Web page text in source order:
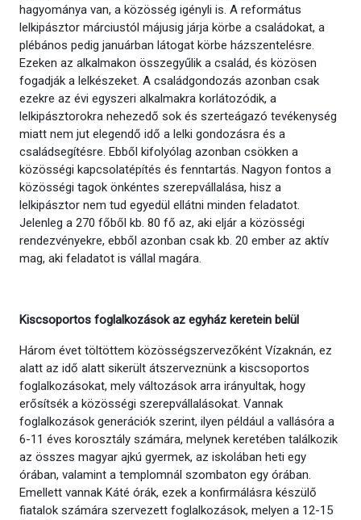
hagyománya van, a közösség igényli is. A református
lelkipásztor márciustól májusig járja körbe a családokat, a
plébános pedig januárban látogat körbe házszentelésre.
Ezeken az alkalmakon összegyűlik a család, és közösen
fogadják a lelkészeket. A családgondozás azonban csak
ezekre az évi egyszeri alkalmakra korlátozódik, a
lelkipásztorokra nehezedő sok és szerteágazó tevékenység
miatt nem jut elegendő idő a lelki gondozásra és a
családsegítésre. Ebből kifolyólag azonban csökken a
közösségi kapcsolatépítés és fenntartás. Nagyon fontos a
közösségi tagok önkéntes szerepvállalása, hisz a
lelkipásztor nem tud egyedül ellátni minden feladatot.
Jelenleg a 270 főből kb. 80 fő az, aki eljár a közösségi
rendezvényekre, ebből azonban csak kb. 20 ember az aktív
mag, aki feladatot is vállal magára.
Kiscsoportos foglalkozások az egyház keretein belül
Három évet töltöttem közösségszervezőként Vízaknán, ez
alatt az idő alatt sikerült átszerveznünk a kiscsoportos
foglalkozásokat, mely változások arra irányultak, hogy
erősítsék a közösségi szerepvállalásokat. Vannak
foglalkozások generációk szerint, ilyen például a vallásóra a
6-11 éves korosztály számára, melynek keretében találkozik
az összes magyar ajkú gyermek, az iskolában heti egy
órában, valamint a templomnál szombaton egy órában.
Emellett vannak Káté órák, ezek a konfirmálásra készülő
fiatalok számára szervezett foglalkozások, melyen a 12-15